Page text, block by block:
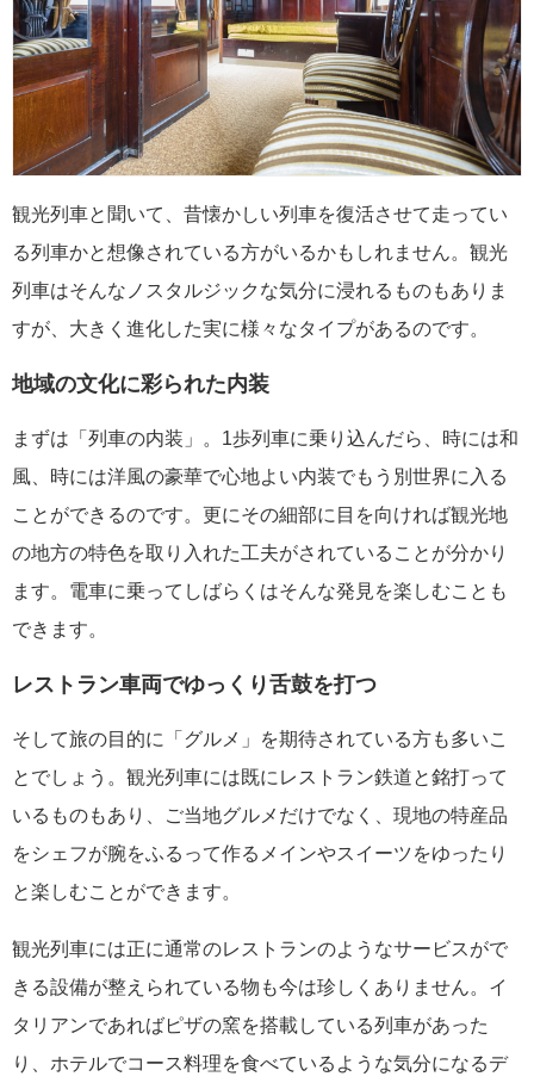
観光列車と聞いて、昔懐かしい列車を復活させて走ってい
る列車かと想像されている方がいるかもしれません。観光
列車はそんなノスタルジックな気分に浸れるものもありま
すが、大きく進化した実に様々なタイプがあるのです。
地域の文化に彩られた内装
まずは「列車の内装」。1歩列車に乗り込んだら、時には和
風、時には洋風の豪華で心地よい内装でもう別世界に入る
ことができるのです。更にその細部に目を向ければ観光地
の地方の特色を取り入れた工夫がされていることが分かり
ます。電車に乗ってしばらくはそんな発見を楽しむことも
できます。
レストラン車両でゆっくり舌鼓を打つ
そして旅の目的に「グルメ」を期待されている方も多いこ
とでしょう。観光列車には既にレストラン鉄道と銘打って
いるものもあり、ご当地グルメだけでなく、現地の特産品
をシェフが腕をふるって作るメインやスイーツをゆったり
と楽しむことができます。
観光列車には正に通常のレストランのようなサービスがで
きる設備が整えられている物も今は珍しくありません。イ
タリアンであればピザの窯を搭載している列車があった
り、ホテルでコース料理を食べているような気分になるデ